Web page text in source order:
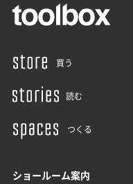
買う
読む
つくる
ショールーム案内